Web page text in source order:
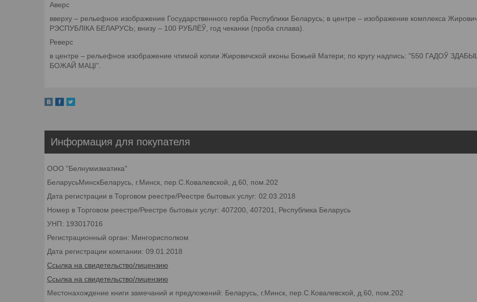
Аверс
вверху – рельефное изображение Государственного герба Республики Беларусь; в центре – изображение комплекса
РЭСПУБЛІКА БЕЛАРУСЬ; внизу – 100 РУБЛЁЎ, год чеканки (проба сплава).
Реверс
в центре – рельефное изображение чтимой копии Жировичской иконы Божьей Матери; по кругу надпись: "550 ГАДОЎ
БОЖАЙ МАЦІ".
Информация для покупателя
ООО "Белнумизматика"
БеларусьМинскБеларусь, г.Минск, пер.С.Ковалевской, д.60, пом.202
Дата регистрации в Торговом реестре/Реестре бытовых услуг: 02.03.2018
Номер в Торговом реестре/Реестре бытовых услуг: 407200, 407201, Республика Беларусь
УНП: 193017016
Регистрационный орган: Мингорисполком
Дата регистрации компании: 09.01.2018
Ссылка на свидетельство/лицензию
Ссылка на свидетельство/лицензию
Местонахождение книги замечаний и предложений: Беларусь, г.Минск, пер.С.Ковалевской, д.60, пом.202